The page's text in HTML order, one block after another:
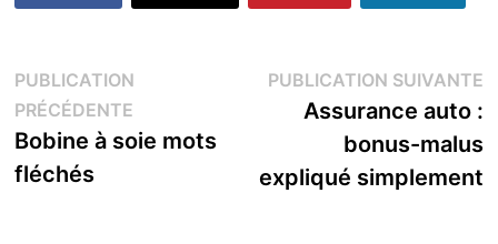
Navigation
de
l’article
PUBLICATION
PRÉCÉDENTEPublication
précédente :
Bobine à soie mots
fléchés
PUBLICATION SUIVANTE
Assurance auto :
bonus-malus
expliqué simplement